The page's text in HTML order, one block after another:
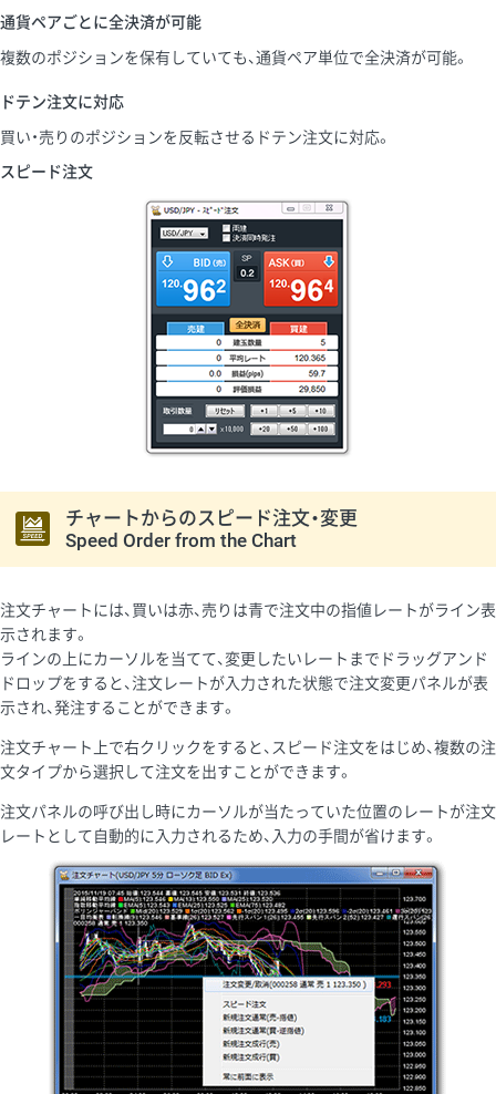
スピード注文
通貨ペアごとに全決済が可能
複数のポジションを保有していても、通貨ペア単位で全決済が可能。
ドテン注文に対応
買い・売りのポジションを反転させるドテン注文に対応。
チャートからのスピード注文・変更
Speed Order from the Chart
注文チャートには、買いは赤、売りは青で注文中の指値レートがライン表
示されます。
ラインの上にカーソルを当てて、変更したいレートまでドラッグアンド
ドロップをすると、注文レートが入力された状態で注文変更パネルが表
示され、発注することができます。
注文チャート上で右クリックをすると、スピード注文をはじめ、複数の注
文タイプから選択して注文を出すことができます。
注文パネルの呼び出し時にカーソルが当たっていた位置のレートが注文
レートとして自動的に入力されるため、入力の手間が省けます。